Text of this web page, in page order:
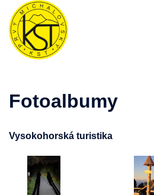
Preskočiť
obsah
Fotoalbumy
Vysokohorská turistika